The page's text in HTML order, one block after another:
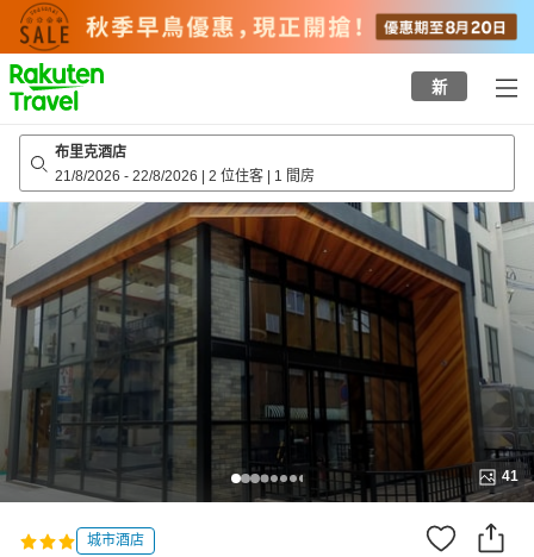
to
top
page
新
布里克酒店
21/8/2026 - 22/8/2026 | 2 位住客 | 1 間房
41
城市酒店